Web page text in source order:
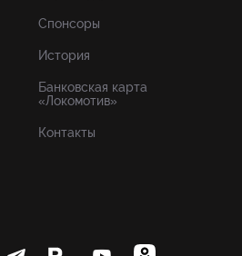
Спонсоры
История
Банковская карта
«Локомотив»
Контакты